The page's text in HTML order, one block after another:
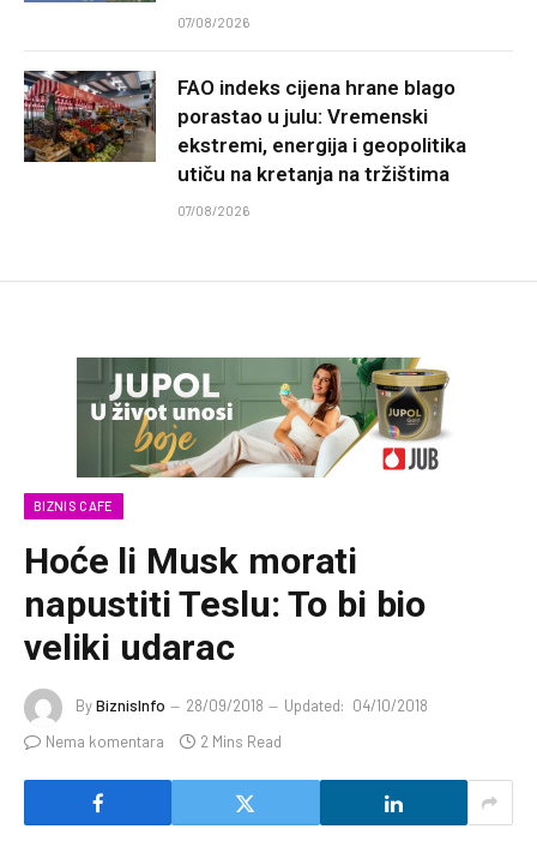
07/08/2026
FAO indeks cijena hrane blago
porastao u julu: Vremenski
ekstremi, energija i geopolitika
utiču na kretanja na tržištima
07/08/2026
BIZNIS CAFE
Hoće li Musk morati
napustiti Teslu: To bi bio
veliki udarac
ByBiznisInfo 28/09/2018 Updated: 04/10/2018
Nema komentara
2 Mins Read